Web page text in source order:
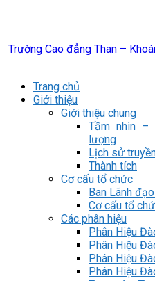
Trường Cao đẳng Than –
Trang chủ
Giới thiệu
Giới thiệu chung
Tầm nhìn –
lượng
Lịch sử
Thành tích
Cơ cấu tổ chức
Ban Lãnh
Cơ cấu tổ
Các phân hiệu
Phân Hiệu
Phân Hiệu
Phân Hiệu
Phân Hiệu